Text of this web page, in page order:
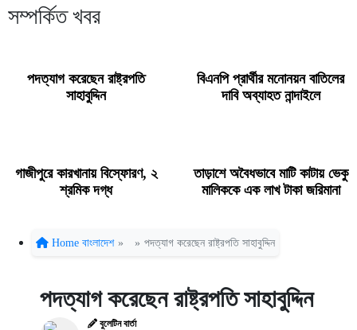
সম্পর্কিত খবর
পদত্যাগ করেছেন রাষ্ট্রপতি
সাহাবুদ্দিন
বিএনপি প্রার্থীর মনোনয়ন বাতিলের
দাবি অব্যাহত নান্দাইলে
গাজীপুরে কারখানায় বিস্ফোরণ, ২
শ্রমিক দগ্ধ
তাড়াশে অবৈধভাবে মাটি কাটায় ভেকু
মালিককে এক লাখ টাকা জরিমানা
Home বাংলাদেশ » » পদত্যাগ করেছেন রাষ্ট্রপতি সাহাবুদ্দিন
পদত্যাগ করেছেন রাষ্ট্রপতি সাহাবুদ্দিন
বুলেটিন বার্তা